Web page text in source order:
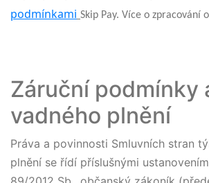
podmínkami Skip Pay. Více o zpracování
Záruční podmínky
vadného plnění
Práva a povinnosti Smluvních stran
plnění se řídí příslušnými